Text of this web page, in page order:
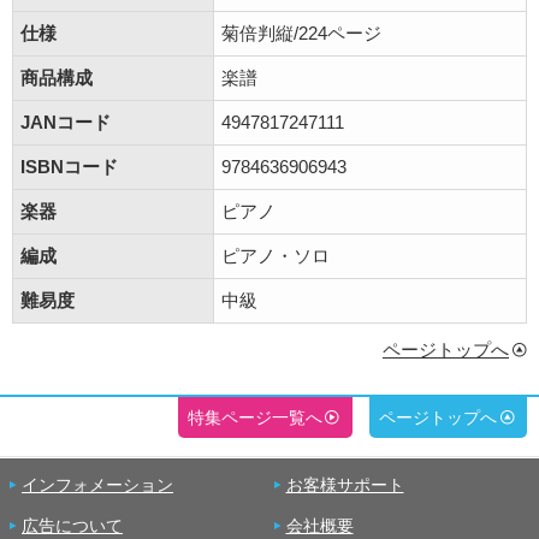
仕様 菊倍判縦/224ページ
商品構成 楽譜
JANコード 4947817247111
ISBNコード 9784636906943
楽器 ピアノ
編成 ピアノ・ソロ
難易度 中級
ページトップへ
特集ページ一覧へ ページトップへ
インフォメーション お客様サポート
広告について 会社概要